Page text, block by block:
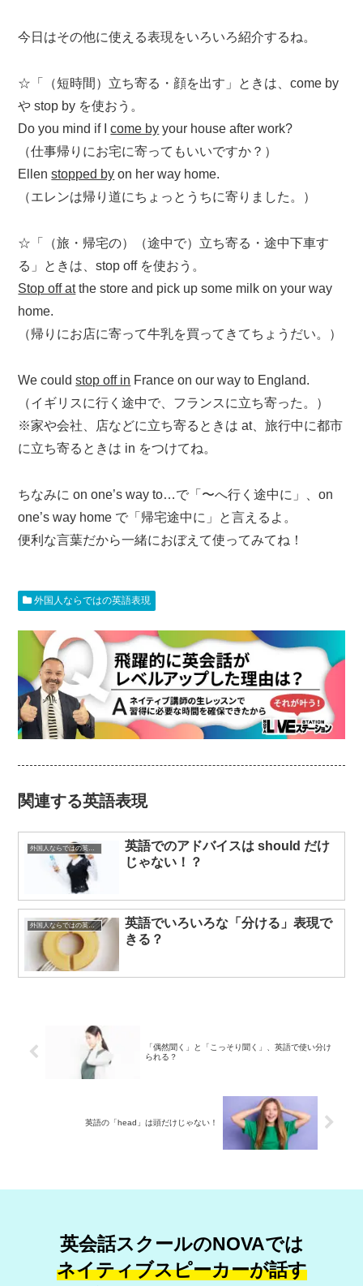
今日はその他に使える表現をいろいろ紹介するね。
☆「（短時間）立ち寄る・顔を出す」ときは、come by
や stop by を使おう。
Do you mind if Icome by your house after work?
（仕事帰りにお宅に寄ってもいいですか？）
Ellenstopped by on her way home.
（エレンは帰り道にちょっとうちに寄りました。）
☆「（旅・帰宅の）（途中で）立ち寄る・途中下車す
る」ときは、stop off を使おう。
Stop off atthe store and pick up some milk on your way
home.
（帰りにお店に寄って牛乳を買ってきてちょうだい。）
We couldstop off in France on our way to England.
（イギリスに行く途中で、フランスに立ち寄った。）
※家や会社、店などに立ち寄るときは at、旅行中に都市
に立ち寄るときは in をつけてね。
ちなみに on one’s way to…で「〜へ行く途中に」、on
one’s way home で「帰宅途中に」と言えるよ。
便利な言葉だから一緒におぼえて使ってみてね！
外国人ならではの英語表現
関連する英語表現
外国人ならではの英語表現
英語でのアドバイスは should だけ
じゃない！？
外国人ならではの英語表現
英語でいろいろな「分ける」表現で
きる？
「偶然聞く」と「こっそり聞く」、英語で使い分け
られる？
英語の「head」は頭だけじゃない！
英会話スクールのNOVAでは
ネイティブスピーカーが話す